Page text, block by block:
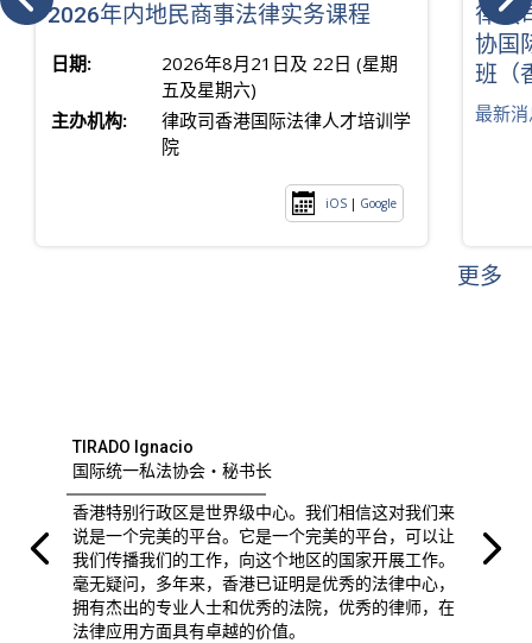
2026年内地民商事法律实务课程
日期:
2026年8月21日及 22日 (星期
五及星期六)
主办机构:
律政司香港国际法律人才培训学
院
iOS | Google
律政
协国
班（
最新
更多
TIRADO Ignacio
国际统一私法协会・秘书长
香港特别行政区是世界级中心。我们相信这对我们来
说是一个完美的平台。它是一个完美的平台，可以让
我们传播我们的工作，向这个地区的国家开展工作。
毫无疑问，多年来，香港已证明是优秀的法律中心，
拥有杰出的专业人士和优秀的法院，优秀的律师，在
法律应用方面具有卓越的价值。